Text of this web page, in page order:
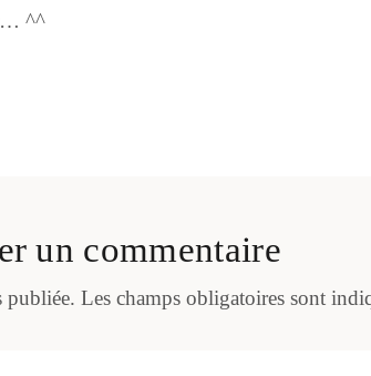
^^
un commentaire
publiée. Les champs obligatoires sont